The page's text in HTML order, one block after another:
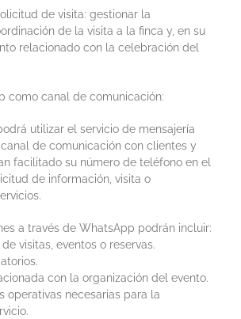
de visita: gestionar la
de la visita a la finca y, en su
relacionado con la celebración del
como canal de comunicación:
utilizar el servicio de mensajería
de comunicación con clientes y
facilitado su número de teléfono en el
de información, visita o
a través de WhatsApp podrán incluir:
visitas, eventos o reservas.
con la organización del evento.
operativas necesarias para la